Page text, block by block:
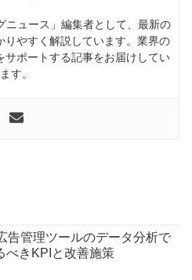
ニュース」編集者として、最新の
りやすく解説しています。業界の
サポートする記事をお届けしてい
ます。
告管理ツールのデータ分析で
べきKPIと改善施策